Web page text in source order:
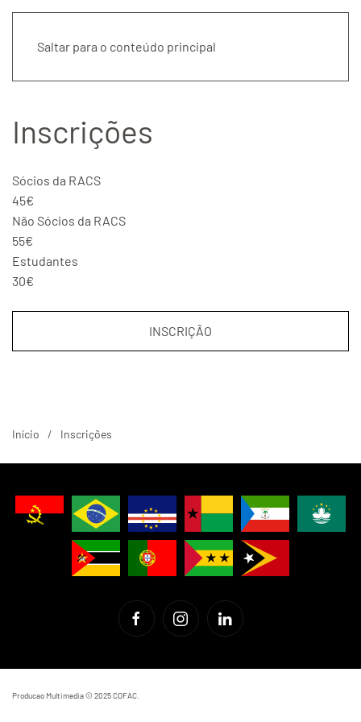
Saltar para o conteúdo principal
Inscrições
Sócios da RACS
45€
Não Sócios da RACS
55€
Estudantes
30€
INSCRIÇÃO
Início Inscrições
Producao Multimedia © 2025 COFAC.